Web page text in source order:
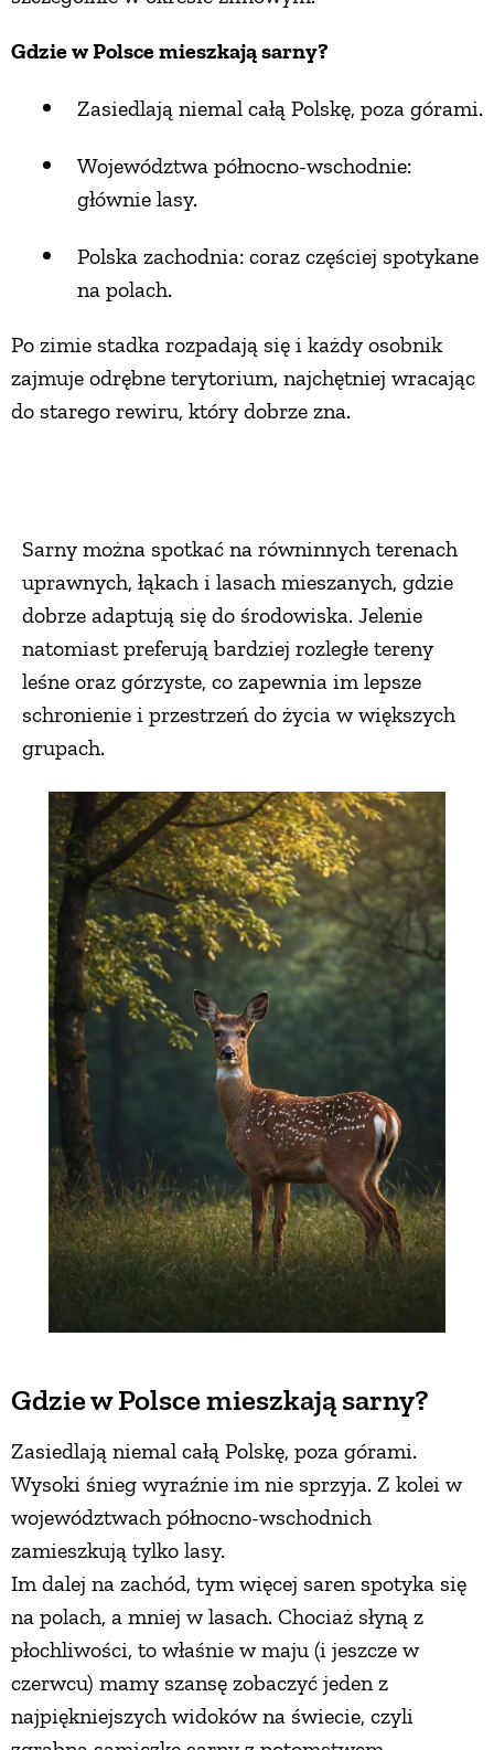
Gdzie w Polsce mieszkają sarny?
Zasiedlają niemal całą Polskę, poza górami.
Województwa północno-wschodnie:
głównie lasy.
Polska zachodnia: coraz częściej spotykane
na polach.
Po zimie stadka rozpadają się i każdy osobnik
zajmuje odrębne terytorium, najchętniej wracając
do starego rewiru, który dobrze zna.
Sarny można spotkać na równinnych terenach
uprawnych, łąkach i lasach mieszanych, gdzie
dobrze adaptują się do środowiska. Jelenie
natomiast preferują bardziej rozległe tereny
leśne oraz górzyste, co zapewnia im lepsze
schronienie i przestrzeń do życia w większych
grupach.
Gdzie w Polsce mieszkają sarny?
Zasiedlają niemal całą Polskę, poza górami.
Wysoki śnieg wyraźnie im nie sprzyja. Z kolei w
województwach północno-wschodnich
zamieszkują tylko lasy.
Im dalej na zachód, tym więcej saren spotyka się
na polach, a mniej w lasach. Chociaż słyną z
płochliwości, to właśnie w maju (i jeszcze w
czerwcu) mamy szansę zobaczyć jeden z
najpiękniejszych widoków na świecie, czyli